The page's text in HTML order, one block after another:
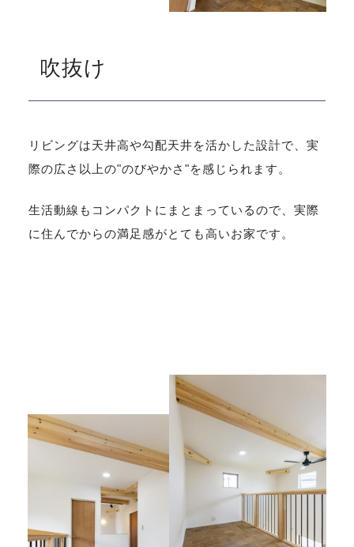
吹抜け
リビングは天井高や勾配天井を活かした設計で、実
際の広さ以上の"のびやかさ"を感じられます。
生活動線もコンパクトにまとまっているので、実際
に住んでからの満足感がとても高いお家です。